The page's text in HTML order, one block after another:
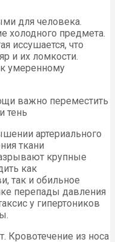
для человека.
холодного предмета.
иссушается, что
и их ломкости.
к умеренному
важно переместить
тень
артериального
ткани
крупные
как
так и обильное
перепады давления
у гипертоников
Кровотечение из носа